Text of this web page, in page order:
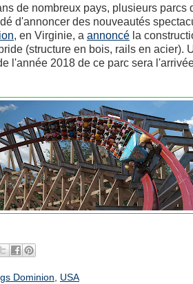
de nombreux pays, plusieurs parcs
d'annoncer des nouveautés
, en Virginie, a annoncéla
(structure en bois, rails en acier).
l'année 2018 de ce parc sera
Dominion, USA